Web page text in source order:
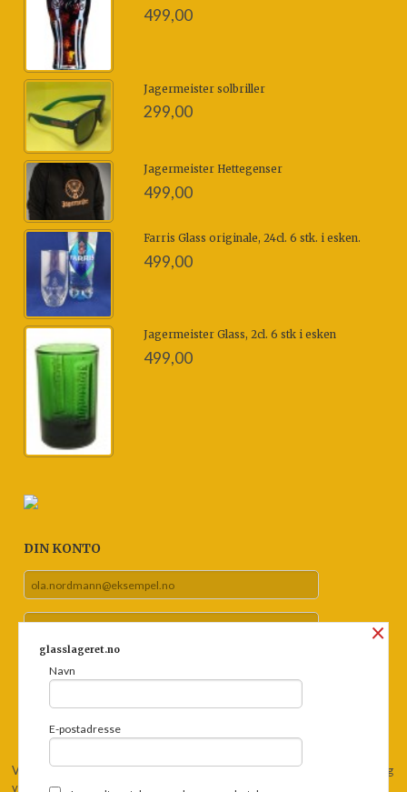
499,00
Jagermeister solbriller
299,00
Jagermeister Hettegenser
499,00
Farris Glass originale, 24cl. 6 stk. i esken.
499,00
Jagermeister Glass, 2cl. 6 stk i esken
499,00
DIN KONTO
Vår nettbutikk bruker cookies slik at du får en bedre kjøpsopplevelse og
vi kan yte deg bedre service. Vi bruker cookies hovedsaklig til å lagre
×
glasslageret.no
Navn
E-postadresse